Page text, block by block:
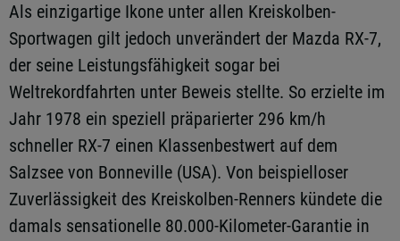
Als einzigartige Ikone unter allen Kreiskolben-
Sportwagen gilt jedoch unverändert der Mazda RX-7,
der seine Leistungsfähigkeit sogar bei
Weltrekordfahrten unter Beweis stellte. So erzielte im
Jahr 1978 ein speziell präparierter 296 km/h
schneller RX-7 einen Klassenbestwert auf dem
Salzsee von Bonneville (USA). Von beispielloser
Zuverlässigkeit des Kreiskolben-Renners kündete die
damals sensationelle 80.000-Kilometer-Garantie in